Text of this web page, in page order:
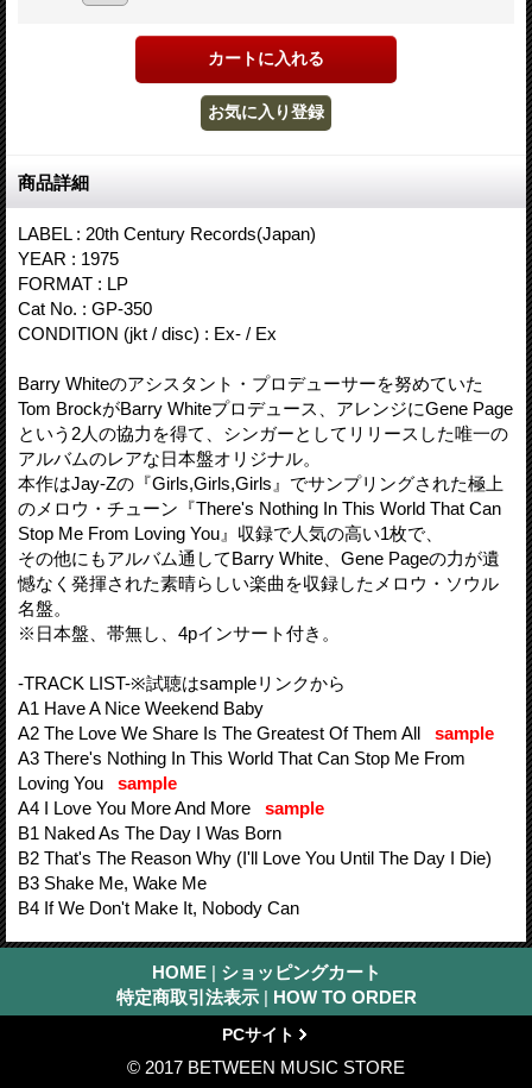
商品詳細
LABEL : 20th Century Records(Japan)
YEAR : 1975
FORMAT : LP
Cat No. : GP-350
CONDITION (jkt / disc) : Ex- / Ex
Barry Whiteのアシスタント・プロデューサーを努めていた
Tom BrockがBarry Whiteプロデュース、アレンジにGene Page
という2人の協力を得て、シンガーとしてリリースした唯一の
アルバムのレアな日本盤オリジナル。
本作はJay-Zの『Girls,Girls,Girls』でサンプリングされた極上
のメロウ・チューン『There's Nothing In This World That Can
Stop Me From Loving You』収録で人気の高い1枚で、
その他にもアルバム通してBarry White、Gene Pageの力が遺
憾なく発揮された素晴らしい楽曲を収録したメロウ・ソウル
名盤。
※日本盤、帯無し、4pインサート付き。
-TRACK LIST-※試聴はsampleリンクから
A1 Have A Nice Weekend Baby
A2 The Love We Share Is The Greatest Of Them All sample
A3 There's Nothing In This World That Can Stop Me From
Loving You sample
A4 I Love You More And More sample
B1 Naked As The Day I Was Born
B2 That's The Reason Why (I'll Love You Until The Day I Die)
B3 Shake Me, Wake Me
B4 If We Don't Make It, Nobody Can
HOME | ショッピングカート
特定商取引法表示 | HOW TO ORDER
PCサイト
© 2017 BETWEEN MUSIC STORE